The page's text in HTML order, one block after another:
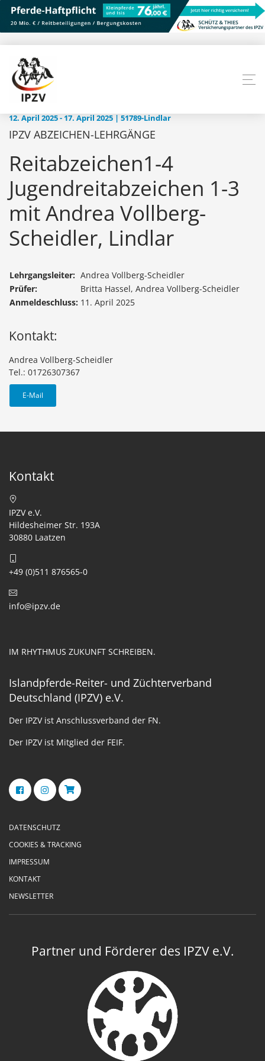
12. April 2025 - 17. April 2025 | 51789-Lindlar
IPZV ABZEICHEN-LEHRGÄNGE
Reitabzeichen1-4
Jugendreitabzeichen 1-3
mit Andrea Vollberg-
Scheidler, Lindlar
Lehrgangsleiter: Andrea Vollberg-Scheidler
Prüfer:
Britta Hassel, Andrea Vollberg-Scheidler
Anmeldeschluss: 11. April 2025
Kontakt:
Andrea Vollberg-Scheidler
Tel.: 01726307367
E-Mail
Kontakt
IPZV e.V.
Hildesheimer Str. 193A
30880 Laatzen
+49 (0)511 876565-0
info@ipzv.de
IM RHYTHMUS ZUKUNFT SCHREIBEN.
Islandpferde-Reiter- und Züchterverband
Deutschland (IPZV) e.V.
Der IPZV ist Anschlussverband der FN.
Der IPZV ist Mitglied der FEIF.
DATENSCHUTZ
COOKIES & TRACKING
IMPRESSUM
KONTAKT
NEWSLETTER
Partner und Förderer des IPZV e.V.